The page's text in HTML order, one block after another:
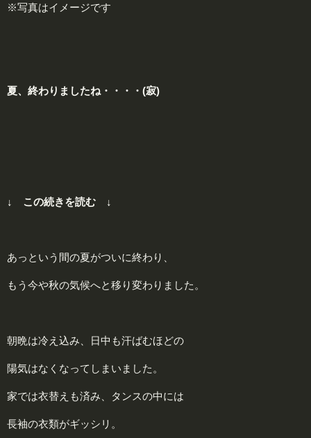
※写真はイメージです
夏、終わりましたね・・・・(寂)
↓ この続きを読む ↓
あっという間の夏がついに終わり、
もう今や秋の気候へと移り変わりました。
朝晩は冷え込み、日中も汗ばむほどの
陽気はなくなってしまいました。
家では衣替えも済み、タンスの中には
長袖の衣類がギッシリ。